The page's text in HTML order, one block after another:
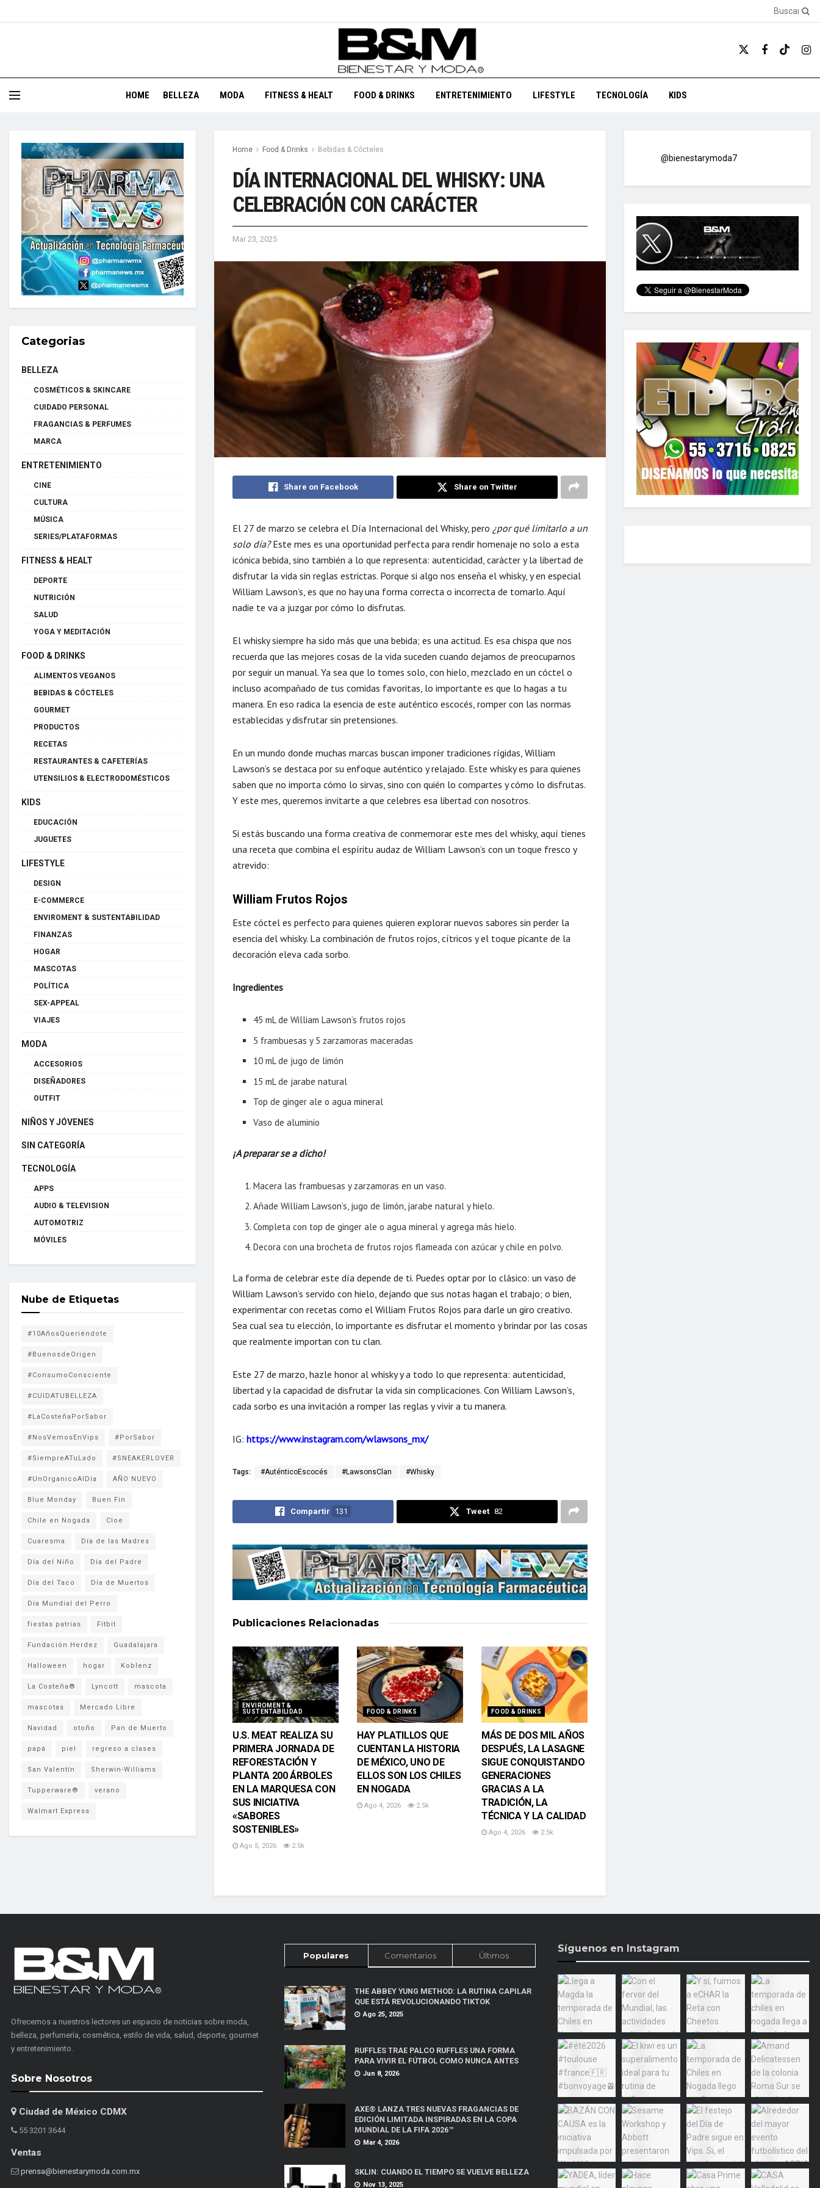
HOME BELLEZA MODA FITNESS & HEALT FOOD & DRINKS ENTRETENIMIENTO LIFESTYLE TECNOLOGÍA KIDS
Home Food & Drinks Bebidas & Cócteles
DÍA INTERNACIONAL DEL WHISKY: UNA
CELEBRACIÓN CON CARÁCTER
Mar 23, 2025
Share on Facebook Share on Twitter
El 27 de marzo se celebra el Día Internacional del Whisky, pero ¿por qué limitarlo a un
solo día?Este mes es una oportunidad perfecta para rendir homenaje no solo a esta
icónica bebida, sino también a lo que representa: autenticidad, carácter y la libertad de
disfrutar la vida sin reglas estrictas. Porque si algo nos enseña el whisky, y en especial
William Lawson’s, es que no hay una forma correcta o incorrecta de tomarlo. Aquí
nadie te va a juzgar por cómo lo disfrutas.
El whisky siempre ha sido más que una bebida; es una actitud. Es esa chispa que nos
recuerda que las mejores cosas de la vida suceden cuando dejamos de preocuparnos
por seguir un manual. Ya sea que lo tomes solo, con hielo, mezclado en un cóctel o
incluso acompañado de tus comidas favoritas, lo importante es que lo hagas a tu
manera. En eso radica la esencia de este auténtico escocés, romper con las normas
establecidas y disfrutar sin pretensiones.
En un mundo donde muchas marcas buscan imponer tradiciones rígidas, William
Lawson’s se destaca por su enfoque auténtico y relajado. Este whisky es para quienes
saben que no importa cómo lo sirvas, sino con quién lo compartes y cómo lo disfrutas.
Y este mes, queremos invitarte a que celebres esa libertad con nosotros.
Si estás buscando una forma creativa de conmemorar este mes del whisky, aquí tienes
una receta que combina el espíritu audaz de William Lawson’s con un toque fresco y
atrevido:
William Frutos Rojos
Este cóctel es perfecto para quienes quieren explorar nuevos sabores sin perder la
esencia del whisky. La combinación de frutos rojos, cítricos y el toque picante de la
decoración eleva cada sorbo.
Ingredientes
45 mL de William Lawson’s frutos rojos
5 frambuesas y 5 zarzamoras maceradas
10 mL de jugo de limón
15 mL de jarabe natural
Top de ginger ale o agua mineral
Vaso de aluminio
¡A preparar se a dicho!
Macera las frambuesas y zarzamoras en un vaso.
Añade William Lawson’s, jugo de limón, jarabe natural y hielo.
Completa con top de ginger ale o agua mineral y agrega más hielo.
Decora con una brocheta de frutos rojos flameada con azúcar y chile en polvo.
La forma de celebrar este día depende de ti. Puedes optar por lo clásico: un vaso de
William Lawson’s servido con hielo, dejando que sus notas hagan el trabajo; o bien,
experimentar con recetas como el William Frutos Rojos para darle un giro creativo.
Sea cual sea tu elección, lo importante es disfrutar el momento y brindar por las cosas
que realmente importan con tu clan.
Este 27 de marzo, hazle honor al whisky y a todo lo que representa: autenticidad,
libertad y la capacidad de disfrutar la vida sin complicaciones. Con William Lawson’s,
cada sorbo es una invitación a romper las reglas y vivir a tu manera.
IG: https://www.instagram.com/wlawsons_mx/
Tags: #AuténticoEscocés #LawsonsClan #Whisky
Compartir 131 Tweet 82
Publicaciones Relacionadas
ENVIROMENT &
SUSTENTABILIDAD
U.S. MEAT REALIZA SU
PRIMERA JORNADA DE
REFORESTACIÓN Y
PLANTA 200 ÁRBOLES
EN LA MARQUESA CON
SUS INICIATIVA
«SABORES
SOSTENIBLES»
Ago 5, 2026 2.5k
FOOD & DRINKS
HAY PLATILLOS QUE
CUENTAN LA HISTORIA
DE MÉXICO, UNO DE
ELLOS SON LOS CHILES
EN NOGADA
Ago 4, 2026 2.5k
FOOD & DRINKS
MÁS DE DOS MIL AÑOS
DESPUÉS, LA LASAGNE
SIGUE CONQUISTANDO
GENERACIONES
GRACIAS A LA
TRADICIÓN, LA
TÉCNICA Y LA CALIDAD
Ago 4, 2026 2.5k
Categorias
BELLEZA
COSMÉTICOS & SKINCARE
CUIDADO PERSONAL
FRAGANCIAS & PERFUMES
MARCA
ENTRETENIMIENTO
CINE
CULTURA
MÚSICA
SERIES/PLATAFORMAS
FITNESS & HEALT
DEPORTE
NUTRICIÓN
SALUD
YOGA Y MEDITACIÓN
FOOD & DRINKS
ALIMENTOS VEGANOS
BEBIDAS & CÓCTELES
GOURMET
PRODUCTOS
RECETAS
RESTAURANTES & CAFETERÍAS
UTENSILIOS & ELECTRODOMÉSTICOS
KIDS
EDUCACIÓN
JUGUETES
LIFESTYLE
DESIGN
E-COMMERCE
ENVIROMENT & SUSTENTABILIDAD
FINANZAS
HOGAR
MASCOTAS
POLÍTICA
SEX-APPEAL
VIAJES
MODA
ACCESORIOS
DISEÑADORES
OUTFIT
NIÑOS Y JÓVENES
SIN CATEGORÍA
TECNOLOGÍA
APPS
AUDIO & TELEVISION
AUTOMOTRIZ
MÓVILES
Nube de Etiquetas
#10AñosQueriéndote
#BuenosdeOrigen
#ConsumoConsciente
#CUIDATUBELLEZA
#LaCosteñaPorSabor
#NosVemosEnVips #PorSabor
#SiempreATuLado #SNEAKERLOVER
#UnOrganicoAlDia AÑO NUEVO
Blue Monday Buen Fin
Chile en Nogada Cloe
Cuaresma Día de las Madres
Día del Niño Día del Padre
Día del Taco Día de Muertos
Día Mundial del Perro
fiestas patrias Fitbit
Fundación Herdez Guadalajara
Halloween hogar Koblenz
La Costeña® Lyncott mascota
mascotas Mercado Libre
Navidad otoño Pan de Muerto
papá piel regreso a clases
San Valentín Sherwin-Williams
Tupperware® verano
Walmart Express
@bienestarymoda7
Ofrecemos a nuestros lectores un espacio de noticias sobre moda,
belleza, perfumería, cosmética, estilo de vida, salud, deporte, gourmet
y entretenimiento.
Sobre Nosotros
Ciudad de México CDMX
55 3201 3644
Ventas
prensa@bienestarymoda.com.mx
Populares Comentarios Últimos
THE ABBEY YUNG METHOD: LA RUTINA CAPILAR
QUE ESTÁ REVOLUCIONANDO TIKTOK
Ago 25, 2025
RUFFLES TRAE PALCO RUFFLES UNA FORMA
PARA VIVIR EL FÚTBOL COMO NUNCA ANTES
Jun 8, 2026
AXE® LANZA TRES NUEVAS FRAGANCIAS DE
EDICIÓN LIMITADA INSPIRADAS EN LA COPA
MUNDIAL DE LA FIFA 2026™
Mar 4, 2026
SKLIN: CUANDO EL TIEMPO SE VUELVE BELLEZA
Nov 13, 2025
Síguenos en Instagram